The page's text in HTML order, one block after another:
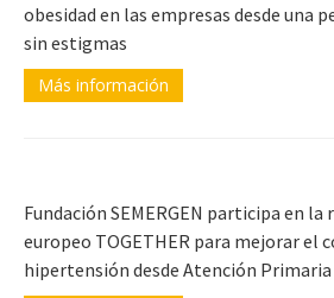
obesidad en las empresas desde una
sin estigmas
Más información
Fundación SEMERGEN participa en
europeo TOGETHER para mejorar el
hipertensión desde Atención Primaria